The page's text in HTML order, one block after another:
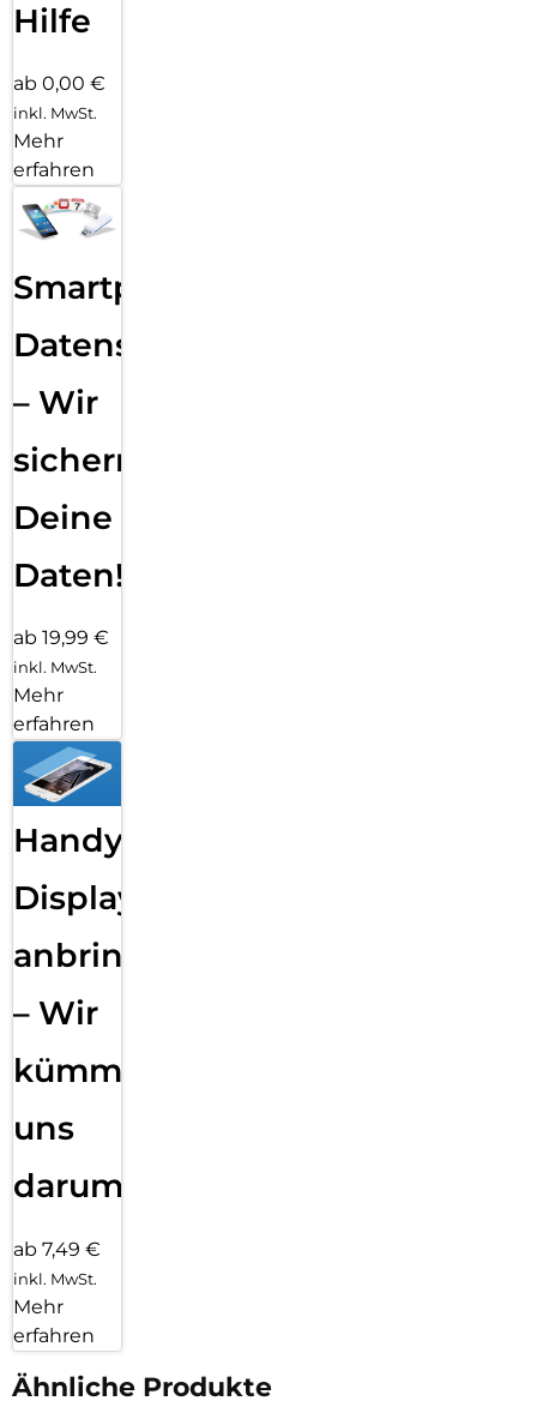
Hilfe
ab 0,00 €
inkl. MwSt.
Mehr
erfahren
Smartphone
Datensicherung
– Wir
sichern
Deine
Daten!
ab 19,99 €
inkl. MwSt.
Mehr
erfahren
Handy
Displayfolie
anbringen
– Wir
kümmern
uns
darum!
ab 7,49 €
inkl. MwSt.
Mehr
erfahren
Ähnliche Produkte